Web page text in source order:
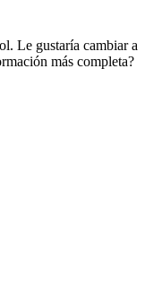
Le gustaría cambiar a
más completa?